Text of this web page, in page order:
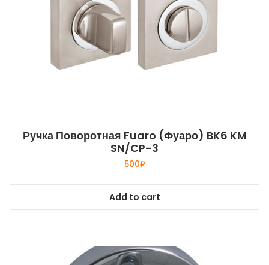
Ручка Поворотная Fuaro (Фуаро) BK6 KM
SN/CP-3
500₽
Add to cart